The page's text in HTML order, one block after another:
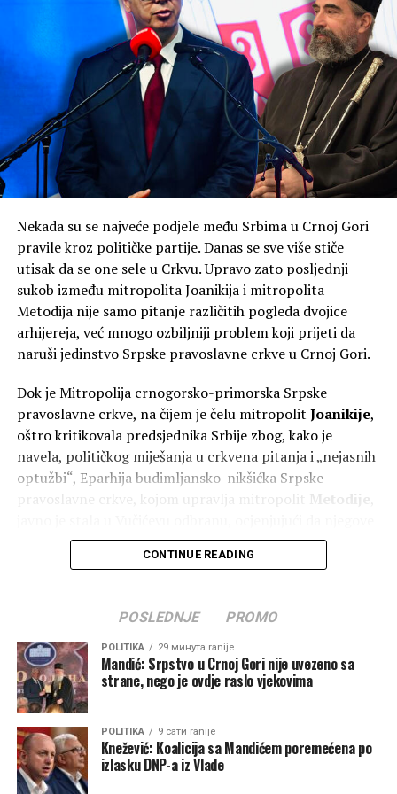
To nije nikakav dogovor Mandića i mene – jednostavno,
drugačije vidimo to kako treba doći do cilja”, rekao je
Knežević.
Na pitanje da li je NSD ostala dosljedna svemu za šta se
zalagala, kazao je kako je to pitanje za njih.
Knežević ne isključuje mogućnost da po izborima 2027.
godine bude formirana Vlada čiji će predsjednik biti on.
formirali Vladu bez ovih koji hoće da nas šalju kod
Satlera, prva odluka koju ću donijeti kao premijer biće
otpriznavanje Kosova. Kao premijer. Gdje bi im bio kraj
da sam ja bio premijer i od 2023, ja znam da štitim
nacionalne interese”, poručio je on.
Nekada su se najveće podjele među Srbima u Crnoj Gori
pravile kroz političke partije. Danas se sve više stiče
utisak da se one sele u Crkvu. Upravo zato posljednji
sukob između mitropolita Joanikija i mitropolita
Metodija nije samo pitanje različitih pogleda dvojice
arhijereja, već mnogo ozbiljniji problem koji prijeti da
naruši jedinstvo Srpske pravoslavne crkve u Crnoj Gori.
Dok je Mitropolija crnogorsko-primorska Srpske
pravoslavne crkve, na čijem je čelu mitropolit Joanikije,
oštro kritikovala predsjednika Srbije zbog, kako je
navela, političkog miješanja u crkvena pitanja i „nejasnih
optužbi“, Eparhija budimljansko-nikšićka Srpske
pravoslavne crkve, kojom upravlja mitropolit
Metodije
poruke doprinose očuvanju jedinstva Srpske pravoslavne
posjete Republici Srpskoj, gdje je govorio o položaju
Srba u regionu, litijama u Crnoj Gori i, kako je rekao,
pokušajima da se oslabi jedinstvo SPC.
Sve više izgleda da se kroz crkvene autoritete vodi
politički obračun u kojem je predsjednik Srbije
Aleksandar Vučić postao nezaobilazan faktor.
Mitropolit Metodije posljednjih mjeseci sve češće izlazi iz
CONTINUE READING
POSLEDNJE PROMO
POLITIKA 29 минута ranije
Mandić: Srpstvo u Crnoj Gori nije uvezeno sa
strane, nego je ovdje raslo vjekovima
POLITIKA 9 сати ranije
Knežević: Koalicija sa Mandićem poremećena po
izlasku DNP-a iz Vlade